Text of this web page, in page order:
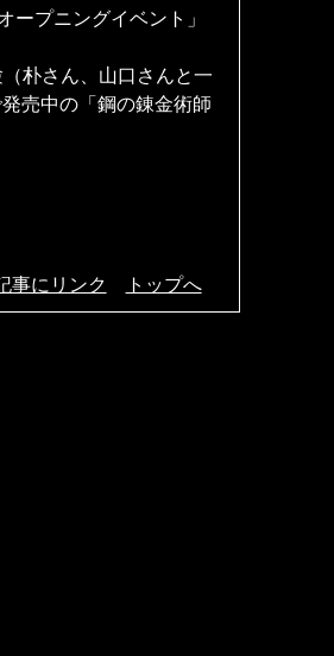
プニングイベント」
朴さん、山口さんと一
売中の「鋼の錬金術師
事にリンク トップへ